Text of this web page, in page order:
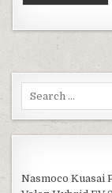
Nasmoco Kuasai